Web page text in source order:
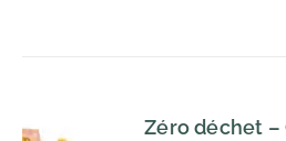
Zéro déchet –